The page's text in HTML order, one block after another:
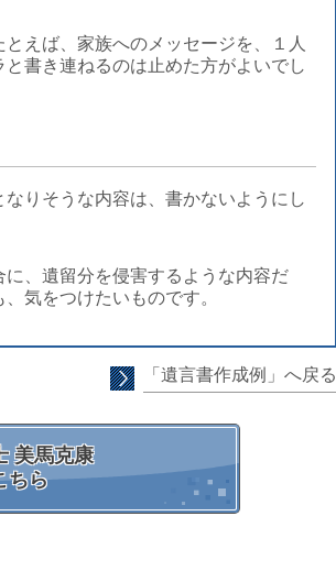
えば、家族へのメッセージを、１人
書き連ねるのは止めた方がよいでし
りそうな内容は、書かないようにし
、遺留分を侵害するような内容だ
気をつけたいものです。
「遺言書作成例」へ戻る
美馬克康
ちら